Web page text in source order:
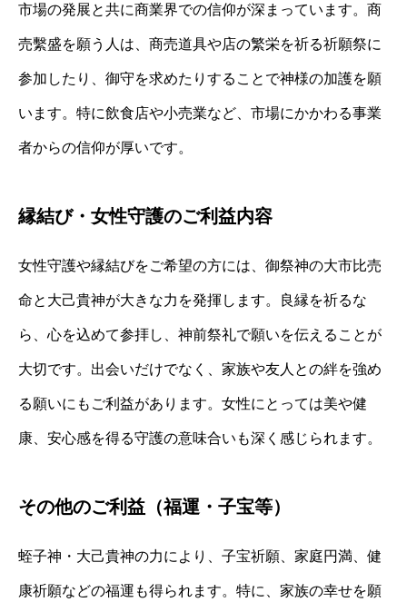
市場の発展と共に商業界での信仰が深まっています。商
売繫盛を願う人は、商売道具や店の繁栄を祈る祈願祭に
参加したり、御守を求めたりすることで神様の加護を願
います。特に飲食店や小売業など、市場にかかわる事業
者からの信仰が厚いです。
縁結び・女性守護のご利益内容
女性守護や縁結びをご希望の方には、御祭神の大市比売
命と大己貴神が大きな力を発揮します。良縁を祈るな
ら、心を込めて参拝し、神前祭礼で願いを伝えることが
大切です。出会いだけでなく、家族や友人との絆を強め
る願いにもご利益があります。女性にとっては美や健
康、安心感を得る守護の意味合いも深く感じられます。
その他のご利益（福運・子宝等）
蛭子神・大己貴神の力により、子宝祈願、家庭円満、健
康祈願などの福運も得られます。特に、家族の幸せを願